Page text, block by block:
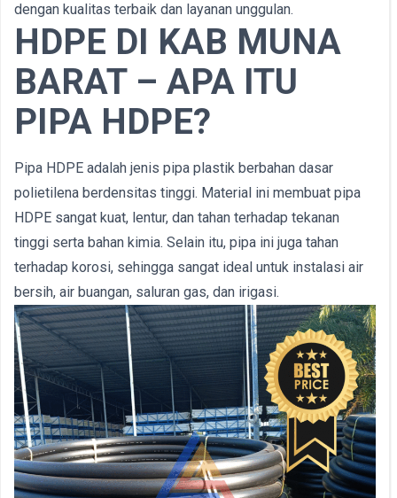
dengan kualitas terbaik dan layanan unggulan.
HDPE DI KAB MUNA
BARAT – APA ITU
PIPA HDPE?
Pipa HDPE adalah jenis pipa plastik berbahan dasar
polietilena berdensitas tinggi. Material ini membuat pipa
HDPE sangat kuat, lentur, dan tahan terhadap tekanan
tinggi serta bahan kimia. Selain itu, pipa ini juga tahan
terhadap korosi, sehingga sangat ideal untuk instalasi air
bersih, air buangan, saluran gas, dan irigasi.